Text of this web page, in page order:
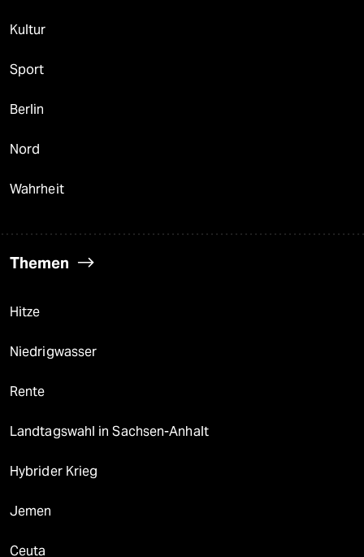
Kultur
Sport
Berlin
Nord
Wahrheit
Themen
Hitze
Niedrigwasser
Rente
Landtagswahl in Sachsen-Anhalt
Hybrider Krieg
Jemen
Ceuta